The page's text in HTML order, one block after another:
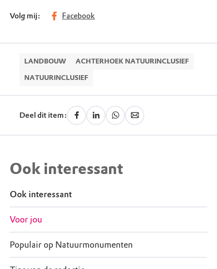
Volg mij: Facebook
LANDBOUW
ACHTERHOEK NATUURINCLUSIEF
NATUURINCLUSIEF
Deel dit item:
Ook interessant
Ook interessant
Voor jou
Populair op Natuurmonumenten